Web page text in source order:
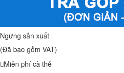
Ngưng sản xuất
(Đã bao gồm VAT)
Miễn phí cà thẻ